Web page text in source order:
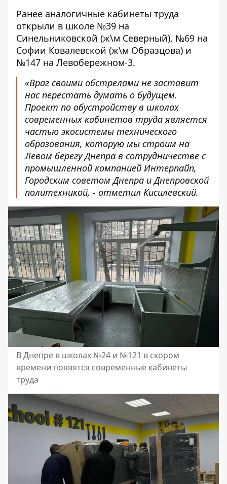
Ранее аналогичные кабинеты труда
открыли в школе №39 на
Синельниковской (ж\м Северный), №69 на
Софии Ковалевской (ж\м Образцова) и
№147 на Левобережном-3.
«Враг своими обстрелами не заставит
нас перестать думать о будущем.
Проект по обустройству в школах
современных кабинетов труда является
частью экосистемы технического
образования, которую мы строим на
Левом берегу Днепра в сотрудничестве с
промышленной компанией Интерпайп,
Городским советом Днепра и Днепровской
политехникой, - отметил Кисилевский.
В Днепре в школах №24 и №121 в скором
времени появятся современные кабинеты
труда